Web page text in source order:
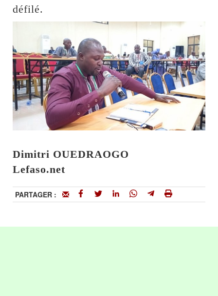
défilé.
Dimitri OUEDRAOGO
Lefaso.net
PARTAGER :